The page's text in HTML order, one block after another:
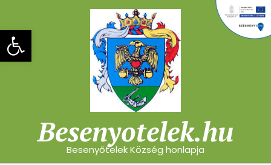
Eszköztár megnyitása
content
Besenyotelek.hu
Besenyőtelek Község honlapja